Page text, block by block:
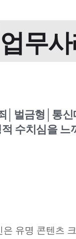
업무
│벌금형│통
수치심을 느
은 유명 콘텐츠